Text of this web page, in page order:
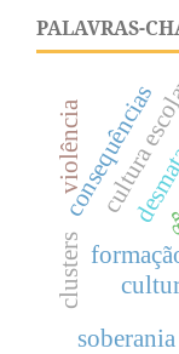
PALAVRAS-
cultura
consequências
violência
clusters